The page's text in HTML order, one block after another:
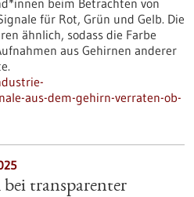
beim Betrachten von
für Rot, Grün und Gelb. Die
ähnlich, sodass die Farbe
aus Gehirnen anderer
aus-dem-gehirn-verraten-ob-
bei transparenter